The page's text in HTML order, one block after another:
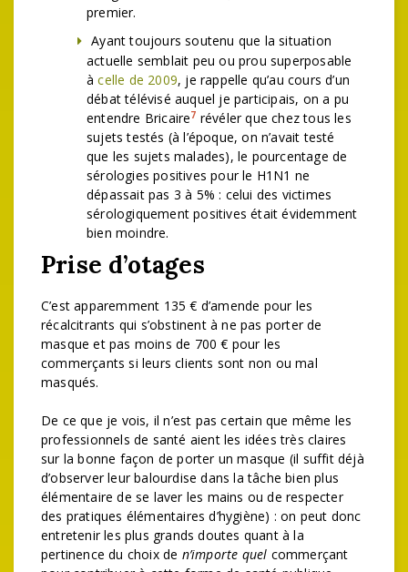
premier.
Ayant toujours soutenu que la situation
actuelle semblait peu ou prou superposable
àcelle de 2009, je rappelle qu’au cours d’un
débat télévisé auquel je participais, on a pu
entendre Bricaire7 révéler que chez tous les
sujets testés (à l’époque, on n’avait testé
que les sujets malades), le pourcentage de
sérologies positives pour le H1N1 ne
dépassait pas 3 à 5% : celui des victimes
sérologiquement positives était évidemment
bien moindre.
Prise d’otages
C’est apparemment 135 € d’amende pour les
récalcitrants qui s’obstinent à ne pas porter de
masque et pas moins de 700 € pour les
commerçants si leurs clients sont non ou mal
masqués.
De ce que je vois, il n’est pas certain que même les
professionnels de santé aient les idées très claires
sur la bonne façon de porter un masque (il suffit déjà
d’observer leur balourdise dans la tâche bien plus
élémentaire de se laver les mains ou de respecter
des pratiques élémentaires d’hygiène) : on peut donc
entretenir les plus grands doutes quant à la
pertinence du choix de n’importe quel commerçant